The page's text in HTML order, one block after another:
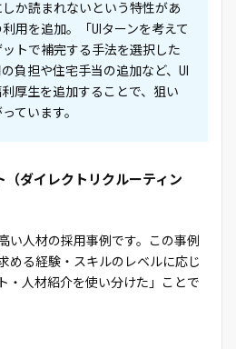
か読まれないという特性があ
用を追加。「UIターンを考えて
トで補完する手法を選択した
負担や住宅手当の追加など、UI
厚生を追加することで、狙い
ています。
ダイレクトリクルーティン
い人材の採用事例です。この事例
める経験・スキルのレベルに応じ
・人材紹介を使い分けた」ことで